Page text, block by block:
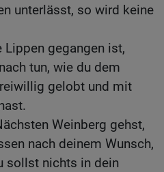
unterlässt, so wird keine
Lippen gegangen ist,
tun, wie du dem
gelobt und mit
Weinberg gehst,
nach deinem Wunsch,
sollst nichts in dein